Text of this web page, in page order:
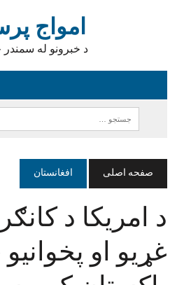
امواج
د خبرونو له
صفحه اصلی افغانستان
د امریکا د
غړیو او